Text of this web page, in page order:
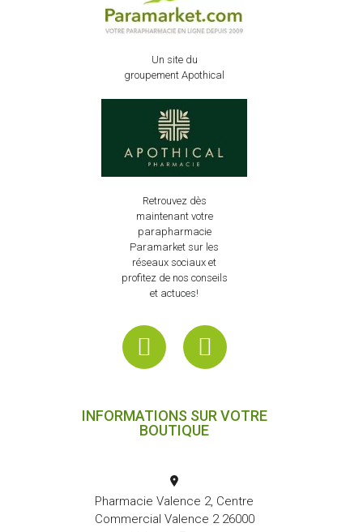
Un site du
groupement Apothical
Retrouvez dès
maintenant votre
parapharmacie
Paramarket sur les
réseaux sociaux et
profitez de nos conseils
et actuces!
INFORMATIONS SUR VOTRE
BOUTIQUE
Pharmacie Valence 2, Centre
Commercial Valence 2 26000